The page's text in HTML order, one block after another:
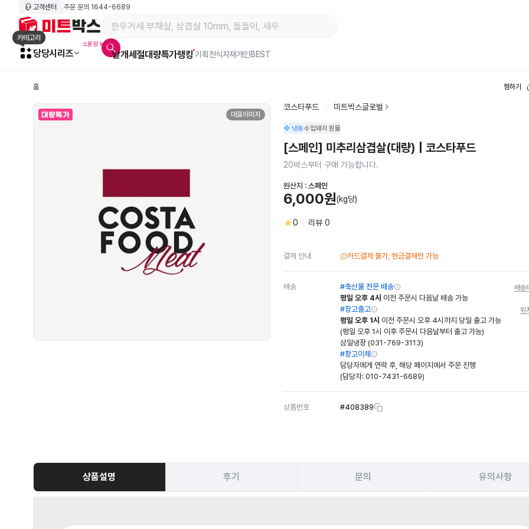
고객센터 주문 문의 1644-6689
메인 페이지 바로가기
카테고리
당당시리즈
소용량 kg육
낱개세절대량특가랭킹알람아이콘
기획전식자재개인BEST
홈 찜하기
대량특가 대표이미지
코스타푸드 미트박스글로벌
냉동수입돼지 원물
[스페인] 미추리삼겹살(대량) | 코스타푸드
20박스부터 구매 가능합니다.
원산지 : 스페인
6,000원(kg당)
0 리뷰 0
결제 안내 카드결제 불가, 현금결제만 가능
배송 #축산물 전문 배송 배송
평일 오후 4시 이전 주문시 다음날 배송 가능
#창고출고
위
평일 오후 1시 이전 주문시 오후 4시까지 당일 출고 가능
(평일 오후 1시 이후 주문시 다음날부터 출고 가능)
삼일냉장 (031-769-3113)
#창고이체
담당자에게 연락 후, 해당 페이지에서 주문 진행
(담당자: 010-7431-6689)
상품번호 #408389
상품설명 후기 문의 유의사항